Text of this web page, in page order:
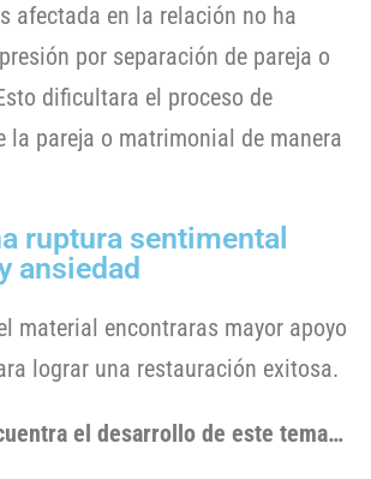
afectada en la relación no ha
por separación de pareja o
dificultara el proceso de
la pareja o matrimonial de manera
ruptura sentimental
ansiedad
material encontraras mayor apoyo
lograr una restauración exitosa.
el desarrollo de este tema…